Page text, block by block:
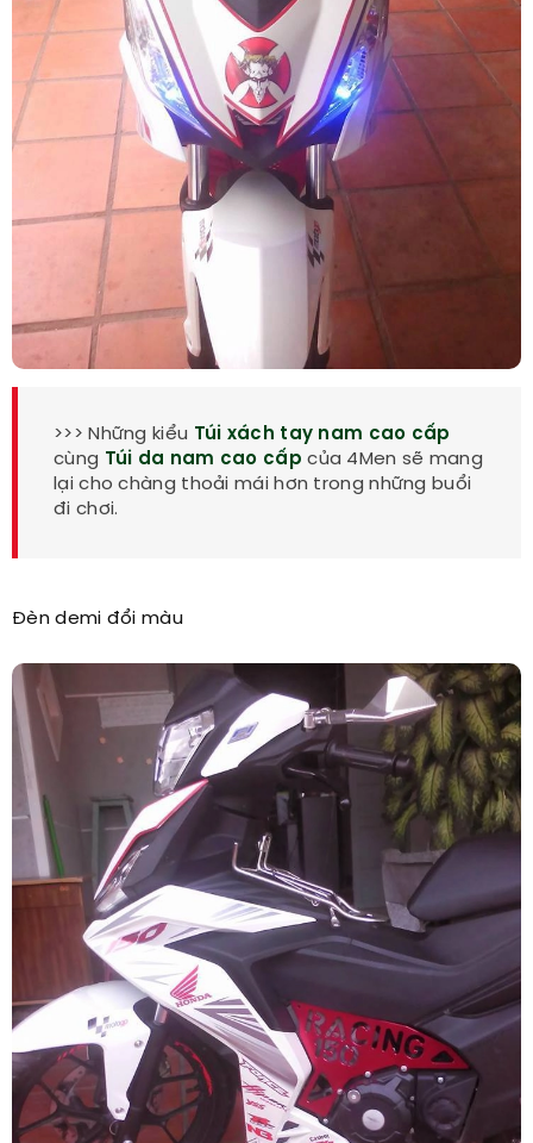
>>> Những kiểu Túi xách tay nam cao cấp
cùng Túi da nam cao cấp của 4Men sẽ mang
lại cho chàng thoải mái hơn trong những buổi
đi chơi.
Đèn demi đổi màu